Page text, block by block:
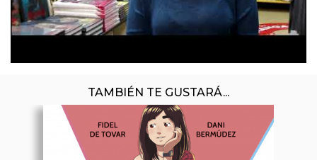
TAMBIÉN TE GUSTARÁ...